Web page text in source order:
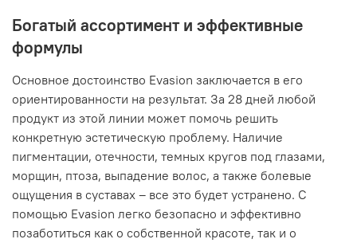
Богатый ассортимент и эффективные
формулы
Основное достоинство Evasion заключается в его
ориентированности на результат. За 28 дней любой
продукт из этой линии может помочь решить
конкретную эстетическую проблему. Наличие
пигментации, отечности, темных кругов под глазами,
морщин, птоза, выпадение волос, а также болевые
ощущения в суставах – все это будет устранено. С
помощью Evasion легко безопасно и эффективно
позаботиться как о собственной красоте, так и о